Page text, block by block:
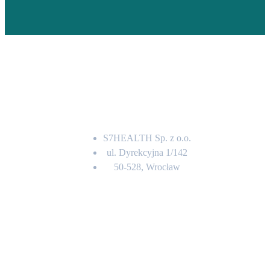
S7HEALTH Sp. z o.o.
ul. Dyrekcyjna 1/142
50-528, Wrocław